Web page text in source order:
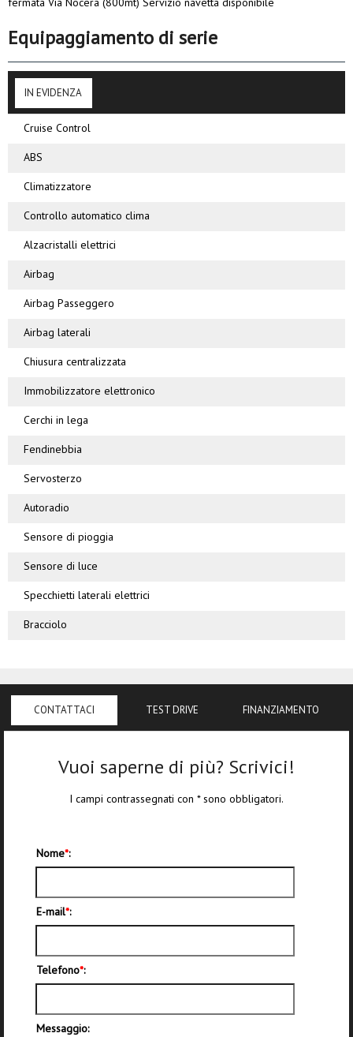
Equipaggiamento di serie
IN EVIDENZA
Cruise Control
ABS
Climatizzatore
Controllo automatico clima
Alzacristalli elettrici
Airbag
Airbag Passeggero
Airbag laterali
Chiusura centralizzata
Immobilizzatore elettronico
Cerchi in lega
Fendinebbia
Servosterzo
Autoradio
Sensore di pioggia
Sensore di luce
Specchietti laterali elettrici
Bracciolo
CONTATTACI TEST DRIVE FINANZIAMENTO
Vuoi saperne di più? Scrivici!
I campi contrassegnati con * sono obbligatori.
Nome*:
E-mail*:
Telefono*:
Messaggio: